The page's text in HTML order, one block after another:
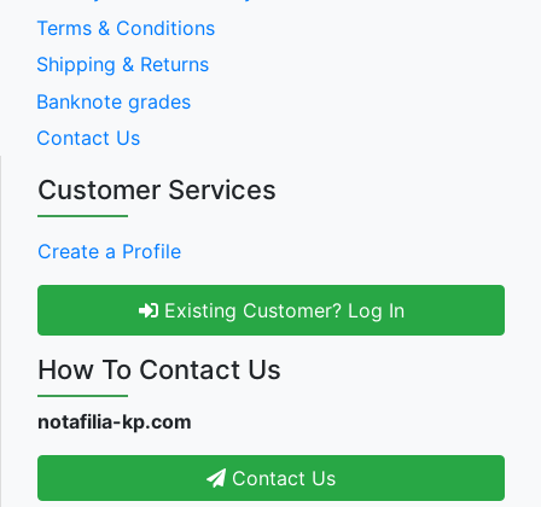
Terms & Conditions
Shipping & Returns
Banknote grades
Contact Us
Customer Services
Create a Profile
Existing Customer? Log In
How To Contact Us
notafilia-kp.com
Contact Us